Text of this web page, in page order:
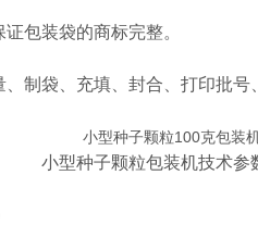
包装袋的商标完整。
袋、充填、封合、打印批号
小型种子颗粒包装机技术参